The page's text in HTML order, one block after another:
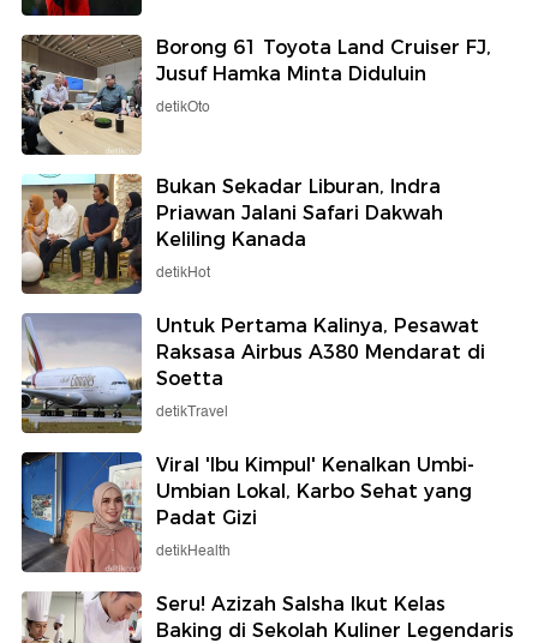
Borong 61 Toyota Land Cruiser FJ,
Jusuf Hamka Minta Diduluin
detikOto
Bukan Sekadar Liburan, Indra
Priawan Jalani Safari Dakwah
Keliling Kanada
detikHot
Untuk Pertama Kalinya, Pesawat
Raksasa Airbus A380 Mendarat di
Soetta
detikTravel
Viral 'Ibu Kimpul' Kenalkan Umbi-
Umbian Lokal, Karbo Sehat yang
Padat Gizi
detikHealth
Seru! Azizah Salsha Ikut Kelas
Baking di Sekolah Kuliner Legendaris